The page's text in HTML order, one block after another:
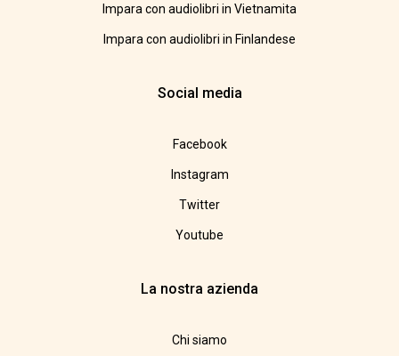
Impara con audiolibri in Vietnamita
Impara con audiolibri in Finlandese
Social media
Facebook
Instagram
Twitter
Youtube
La nostra azienda
Chi siamo